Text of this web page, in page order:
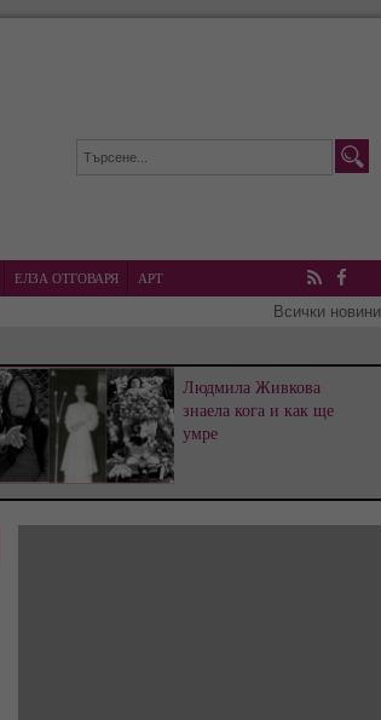
ЕЛЗА ОТГОВАРЯ
АРТ
RSS Facebook
Всички новини
Людмила Живкова
знаела кога и как ще
умре